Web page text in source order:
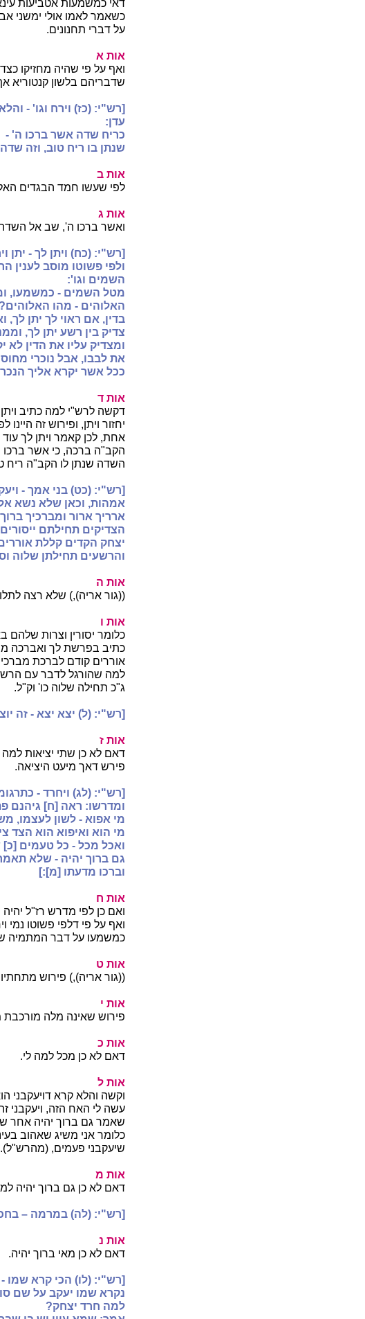
דאי כמשמעות אטביעות
כשאמר לאמו אולי ימשני
על דברי תחנונים.
אות א
ואף על פי שהיה מחזיקו
שדבריהם בלשון קנטוריא
[רש"י: (כז) וירח וגו' -
עדן:
כריח שדה אשר ברכו ה' -
שנתן בו ריח טוב, וזה
אות ב
לפי שעשו חמד הבגדים
אות ג
ואשר ברכו ה', שב אל
[רש"י: (כח) ויתן לך - יתן
ולפי פשוטו מוסב לענין
השמים וגו':
מטל השמים - כמשמעו,
האלוהים - מהו האלוהים?
בדין, אם ראוי לך יתן
צדיק בין רשע יתן לך,
ומצדיק עליו את הדין
את לבבו, אבל נוכרי
ככל אשר יקרא אליך
אות ד
דקשה לרש"י למה כתיב ויתן
יחזור ויתן, ופירוש זה
אחת, לכן קאמר ויתן לך עוד
הקב"ה ברכה, כי אשר ברכו
השדה שנתן לו הקב"ה ריח
[רש"י: (כט) בני אמך -
אמהות, וכאן שלא נשא
ארריך ארור ומברכיך
הצדיקים תחילתם
יצחק הקדים קללת
והרשעים תחילתן שלוה
אות ה
((גור אריה),) שלא רצה
אות ו
כלומר יסורין וצרות שלהם
כתיב בפרשת לך ואברכה
אוררים קודם לברכת
למה שהורגל לדבר עם
ג"כ תחילה שלוה כו' וק"ל.
[רש"י: (ל) יצא יצא - זה
אות ז
דאם לא כן שתי יציאות
פירש דאך מיעט היציאה.
[רש"י: (לג) ויחרד -
ומדרשו: ראה [ח] גיהנם
מי אפוא - לשון לעצמו,
מי הוא ואיפוא הוא הצד
ואכל מכל - כל טעמים
גם ברוך יהיה - שלא
וברכו מדעתו [מ]:]
אות ח
ואם כן לפי מדרש רז"ל
ואף על פי דלפי פשוטו נמי
כמשמעו על דבר המתמיה
אות ט
((גור אריה),) פירוש
אות י
פירוש שאינה מלה מורכבת
אות כ
דאם לא כן מכל למה לי.
אות ל
וקשה והלא קרא דויעקבני
עשה לי האח הזה, ויעקבני
שאמר גם ברוך יהיה אחר
כלומר אני משיג שאהוב
שיעקבני פעמים, (מהרש"ל).
אות מ
דאם לא כן גם ברוך יהיה
[רש"י: (לה) במרמה –
אות נ
דאם לא כן מאי ברוך יהיה.
[רש"י: (לו) הכי קרא שמו
נקרא שמו יעקב על שם
למה חרד יצחק?